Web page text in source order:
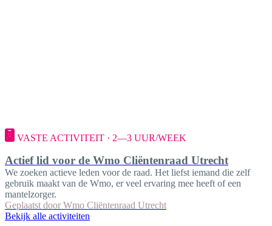
VASTE ACTIVITEIT · 2—3 UUR/WEEK
Actief lid voor de Wmo Cliëntenraad Utrecht
We zoeken actieve leden voor de raad. Het liefst iemand die zelf
gebruik maakt van de Wmo, er veel ervaring mee heeft of een
mantelzorger.
Geplaatst door Wmo Cliëntenraad Utrecht
Bekijk alle activiteiten